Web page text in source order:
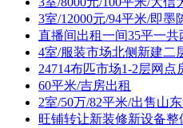
3室/12000元/94平米/即墨
直播间出租一间35平一共
4室/服装市场北侧新建二
24714布匹市场1-2层网点
60平米/吉房出租
2室/50万/82平米/出售山
旺铺转让新装修新设备